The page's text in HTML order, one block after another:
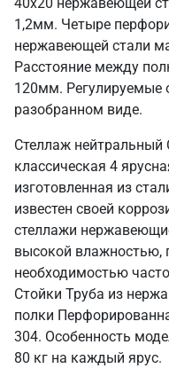
1,2мм. Четыре
нержавеющей стали
Расстояние между
120мм. Регулируемые
разобранном виде.
Стеллаж
классическая 4
изготовленная из
известен своей
стеллажи
высокой влажностью,
необходимостью
Стойки Труба из
полки
304. Особенность
80 кг на каждый ярус.